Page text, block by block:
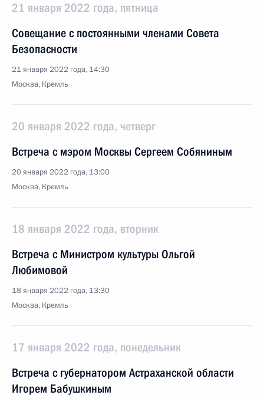
21 января 2022 года, пятница
Совещание с постоянными членами Совета
Безопасности
21 января 2022 года, 14:30
Москва, Кремль
20 января 2022 года, четверг
Встреча с мэром Москвы Сергеем Собяниным
20 января 2022 года, 13:00
Москва, Кремль
18 января 2022 года, вторник
Встреча с Министром культуры Ольгой
Любимовой
18 января 2022 года, 13:30
Москва, Кремль
17 января 2022 года, понедельник
Встреча с губернатором Астраханской области
Игорем Бабушкиным